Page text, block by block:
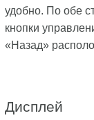
удобно. По обе
кнопки
«Назад»
Дисплей